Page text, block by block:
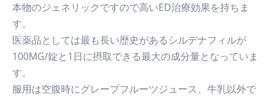
本物のジェネリックですので高いED治療効果を持ちま
す。
医薬品としては最も長い歴史があるシルデナフィルが
100MG/錠と1日に摂取できる最大の成分量となっていま
す。
服用は空腹時にグレープフルーツジュース、牛乳以外で